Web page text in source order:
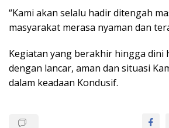
“Kami akan selalu hadir ditengah
masyarakat merasa nyaman dan
Kegiatan yang berakhir hingga dini
dengan lancar, aman dan situasi
dalam keadaan Kondusif.